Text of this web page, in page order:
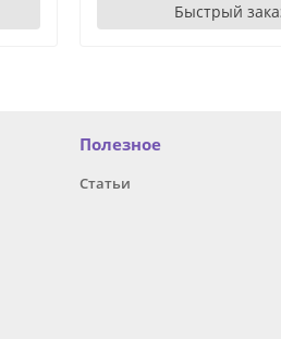
Быстрый
Полезное
Статьи